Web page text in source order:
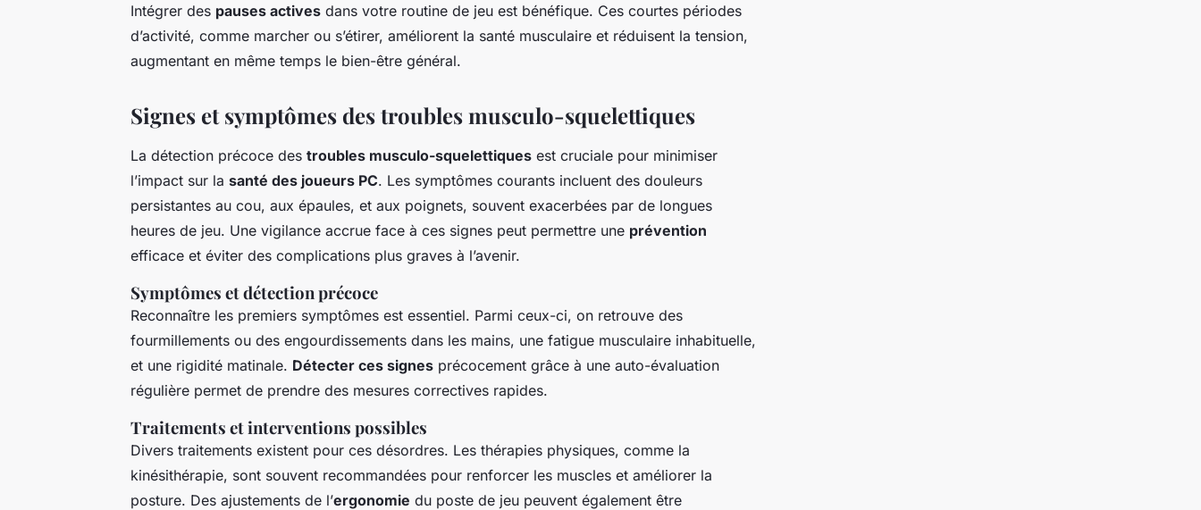
Intégrer des pauses actives dans votre routine de jeu est bénéfique. Ces courtes périodes
d’activité, comme marcher ou s’étirer, améliorent la santé musculaire et réduisent la tension,
augmentant en même temps le bien-être général.
Signes et symptômes des troubles musculo-squelettiques
La détection précoce des troubles musculo-squelettiques est cruciale pour minimiser
l’impact sur la santé des joueurs PC. Les symptômes courants incluent des douleurs
persistantes au cou, aux épaules, et aux poignets, souvent exacerbées par de longues
heures de jeu. Une vigilance accrue face à ces signes peut permettre une prévention
efficace et éviter des complications plus graves à l’avenir.
Symptômes et détection précoce
Reconnaître les premiers symptômes est essentiel. Parmi ceux-ci, on retrouve des
fourmillements ou des engourdissements dans les mains, une fatigue musculaire inhabituelle,
et une rigidité matinale. Détecter ces signes précocement grâce à une auto-évaluation
régulière permet de prendre des mesures correctives rapides.
Traitements et interventions possibles
Divers traitements existent pour ces désordres. Les thérapies physiques, comme la
kinésithérapie, sont souvent recommandées pour renforcer les muscles et améliorer la
posture. Des ajustements de l’ergonomie du poste de jeu peuvent également être